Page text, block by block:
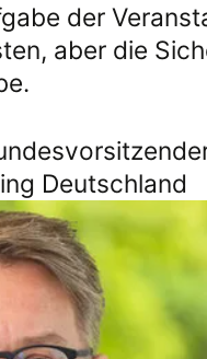
der
aber die
Deutschland